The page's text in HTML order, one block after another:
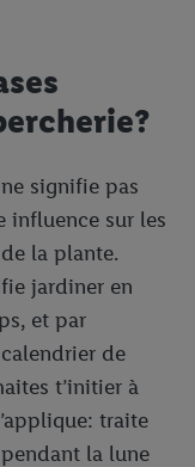
signifie pas
influence sur les
la plante.
jardiner en
et par
de
t’initier à
traite
la lune